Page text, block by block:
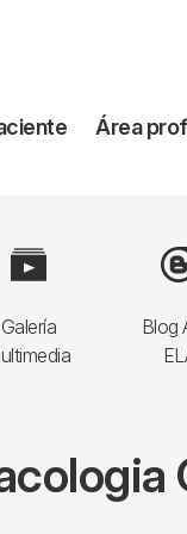
Área
Galería
Image
Blog